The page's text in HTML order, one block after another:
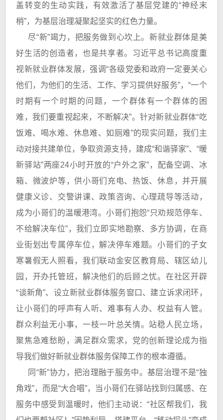
盖转变的生动实践，有效激活了基层党建的“神经末
梢”，为基层治理凝聚起坚实的红色力量。
尽“新”竭力，把服务做到心坎上。新就业群体是美
好生活的创造者，也是共享者。习近平总书记高度重
视新就业群体发展，强调“各级党委和政府一定要关心
他们，为他们的生活、工作、学习提供好服务”，“一个
时期有一个时期的问题，一个群体有一个群体的困
难，我们要重视起来，不断解决”。针对新就业群体“吃
饭难、喝水难、休息难、如厕难”的现实问题，我们主
动对接共建单位，争取资源支持，建成“和谐驿家”、“暖
新驿站”两座24小时开放的“户外之家”，配备空调、冰
箱、微波炉等，供小哥们充电、热饭、休息，并开展
健康义诊、交警讲课、政策咨询、心理疏导等活动，
成为小哥们的温暖港湾。小哥们抱怨“只劝规范停车、
不给解决车位”，我们立即实地勘察、多方协调，在商
业街划出专属停车位，解决停车难题。小哥们的子女
寒暑假无人照看，我们联动金安区教育局、辖区幼儿
园，开办托管班，解决他们的后顾之忧。在社区开辟
“谈新角”、设立新就业群体服务窗口、建立诉求闭环，
让小哥们的呼声有人听、难事有人办、权益有人管。
群众利益无小事，一枝一叶总关情。站稳人民立场，
聚焦急难愁盼，满足群众需求，党的创新理论成为指
导我们做好新就业群体服务保障工作的根本遵循。
同“新”协力，把治理融于服务中。基层治理不是“独
角戏”，而是“大合唱”，当小哥们在驿站找到归属感、在
服务中感受到温暖时，他们主动说：“社区帮我们，我